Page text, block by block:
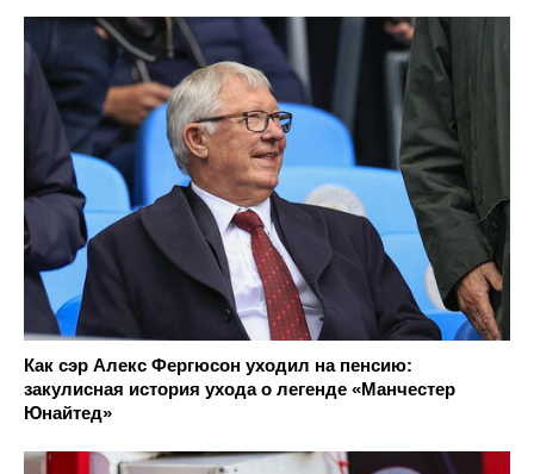
Как сэр Алекс Фергюсон уходил на пенсию:
закулисная история ухода о легенде «Манчестер
Юнайтед»